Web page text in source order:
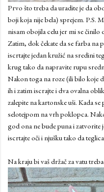
Prvo što treba da uradite je da
boji koja nije bela) sprejem. P.S.
nisam obojila celu jer mi se činilo
Zatim, dok čekate da se farba na
iscrtajte jedan kružić na sredini
krug tako da napravite rupu
Nakon toga na roze (ili bilo koje
ih i zatim iscrajte i dva ovalna
zalepite na kartonske uši. Kada
selotejpom na vrh poklopca.
god ona ne bude puna i
iscrtajte oči i njušku tako da
Na kraju bi vaš držač za vatu